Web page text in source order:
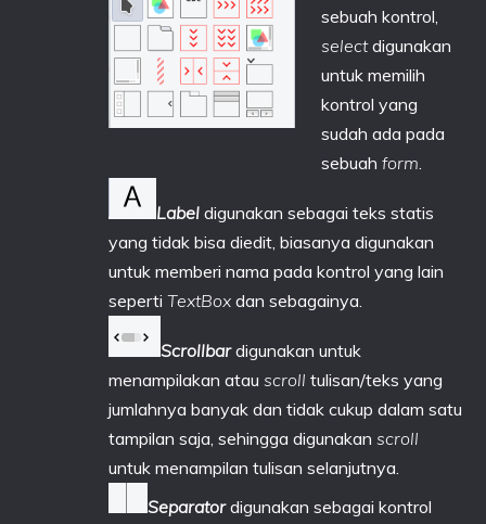
sebuah kontrol,
selectdigunakan
untuk memilih
kontrol yang
sudah ada pada
sebuah form.
Label digunakan sebagai teks statis
yang tidak bisa diedit, biasanya digunakan
untuk memberi nama pada kontrol yang lain
seperti TextBox dan sebagainya.
Scrollbardigunakan untuk
menampilakan atau scroll tulisan/teks yang
jumlahnya banyak dan tidak cukup dalam satu
tampilan saja, sehingga digunakan scroll
untuk menampilan tulisan selanjutnya.
Separatordigunakan sebagai kontrol